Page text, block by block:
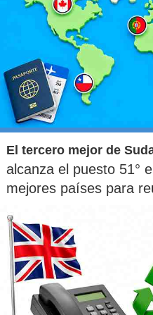
El tercero mejor de
alcanza el puesto 51°
mejores países para